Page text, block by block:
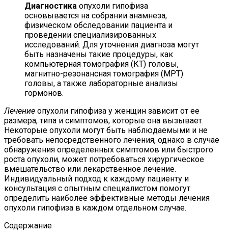
Диагностика опухоли гипофиза
основывается на собрании анамнеза,
физическом обследовании пациента и
проведении специализированных
исследований. Для уточнения диагноза могут
быть назначены такие процедуры, как
компьютерная томография (КТ) головы,
магнитно-резонансная томография (МРТ)
головы, а также лабораторные анализы
гормонов.
Лечение опухоли гипофиза у женщин зависит от ее
размера, типа и симптомов, которые она вызывает.
Некоторые опухоли могут быть наблюдаемыми и не
требовать непосредственного лечения, однако в случае
обнаружения определенных симптомов или быстрого
роста опухоли, может потребоваться хирургическое
вмешательство или лекарственное лечение.
Индивидуальный подход к каждому пациенту и
консультация с опытным специалистом помогут
определить наиболее эффективные методы лечения
опухоли гипофиза в каждом отдельном случае.
Содержание